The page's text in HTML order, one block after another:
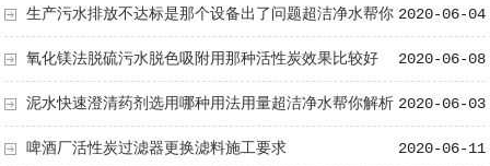
2020-06-04
生产污水排放不达标是那个设备出了问题超洁净水帮你
解析 2020-06-08
氧化镁法脱硫污水脱色吸附用那种活性炭效果比较好
2020-06-03
泥水快速澄清药剂选用哪种用法用量超洁净水帮你解析
2020-06-11
啤酒厂活性炭过滤器更换滤料施工要求